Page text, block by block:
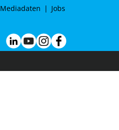
Mediadaten Jobs